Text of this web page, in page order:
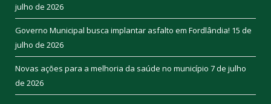
julho de 2026
Governo Municipal busca implantar asfalto em Fordlândia! 15 de
julho de 2026
Novas ações para a melhoria da saúde no município 7 de julho
de 2026